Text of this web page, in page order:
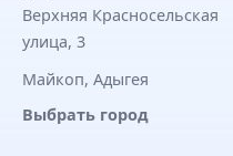
Верхняя Красносельская
улица, 3
Майкоп, Адыгея
Выбрать город